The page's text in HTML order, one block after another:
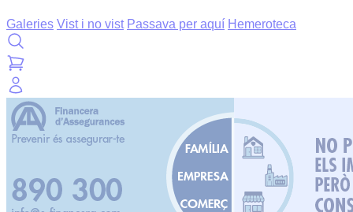
Galeries Vist i no vist Passava per aquí Hemeroteca